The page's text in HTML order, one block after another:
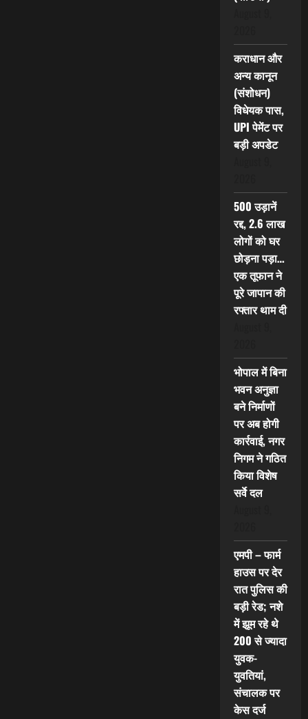
कराधान और
अन्य कानून
(संशोधन)
विधेयक पास,
UPI पेमेंट पर
बड़ी अपडेट
500 उड़ानें
रद्द, 2.6 लाख
लोगों को घर
छोड़ना पड़ा…
एक तूफान ने
पूरे जापान की
रफ्तार थाम दी
भोपाल में बिना
भवन अनुज्ञा
बने निर्माणों
पर अब होगी
कार्रवाई, नगर
निगम ने गठित
किया विशेष
सर्वे दल
एमपी – फार्म
हाउस पर देर
रात पुलिस की
बड़ी रेड; नशे
में झूम रहे थे
200 से ज्यादा
युवक-
युवतियां,
संचालक पर
केस दर्ज